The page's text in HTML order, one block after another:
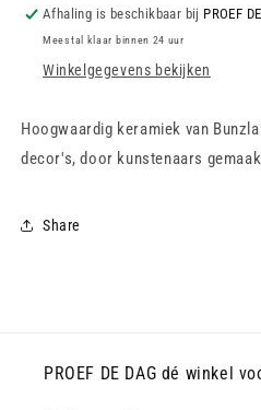
Afhaling is beschikbaar bij PROEF
Meestal klaar binnen 24 uur
Winkelgegevens bekijken
Hoogwaardig keramiek van
decor's, door kunstenaars
Share
PROEF DE DAG dé winkel